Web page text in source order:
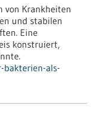
von Krankheiten
und stabilen
Eine
konstruiert,
als-